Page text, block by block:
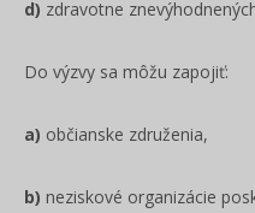
d) zdravotne
Do výzvy sa môžu zapojiť:
a) občianske združenia,
b) neziskové organizácie